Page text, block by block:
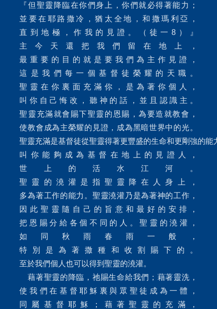
『但聖靈降臨在你們身上，你們就必得著能力；
並要在耶路撒冷，猶太全地，和撒瑪利亞，
直到地極，作我的見證。（徒一8）』
主今天還把我們留在地上，
最重要的目的就是要我們為主作見證，
這是我們每一個基督徒榮耀的天職。
聖靈在你裏面充滿你，是為著你個人，
叫你自己悔改，聽神的話，並且認識主。
聖靈充滿就會賜下聖靈的恩賜，為要造就教會，
使教會成為主榮耀的見證，成為黑暗世界中的光。
聖靈充滿是基督徒從聖靈得著更豐盛的生命和更剛強的能
叫你能夠成為基督在地上的見證人，
世上的活水江河。
聖靈的澆灌是指聖靈降在人身上，
多為著工作的能力。聖靈澆灌乃是為著神的工作，
因此聖靈隨自己的旨意和最好的安排，
把恩賜分給各個不同的人。聖靈的澆灌，
如同秋雨春雨一般，
特別是為著撒種和收割賜下的。
至於我們個人也可以得到聖靈的澆灌。
藉著聖靈的降臨，祂賜生命給我們；藉著靈洗，
使我們在基督耶穌裏與眾聖徒成為一體，
同屬基督耶穌；藉著聖靈的充滿，